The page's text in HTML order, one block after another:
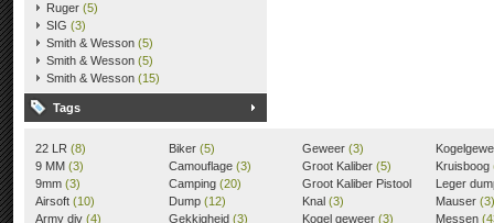
Ruger (5)
SIG (3)
Smith & Wesson (5)
Smith & Wesson (5)
Smith & Wesson (15)
Tags
22 LR (8)
9 MM (3)
9mm (3)
Airsoft (10)
Army div (4)
Biker (5)
Camouflage (3)
Camping (20)
Dump (12)
Gekkigheid (3)
Geweer (3)
Groot Kaliber (5)
Groot Kaliber Pistool
(3)
Knal (3)
Kogel geweer (3)
Kruisboog
Leger
Mauser (3)
Messen